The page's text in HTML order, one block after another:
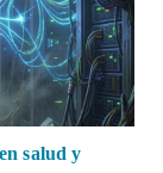
salud y